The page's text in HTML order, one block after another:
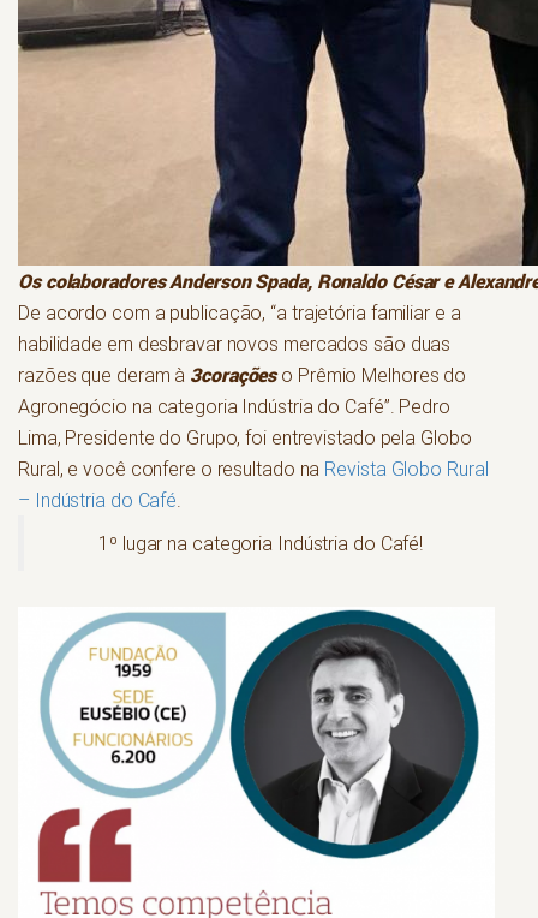
Os colaboradores Anderson Spada, Ronaldo César e
De acordo com a publicação, “a trajetória familiar e a
habilidade em desbravar novos mercados são duas
razões que deram à 3coraçõeso Prêmio Melhores do
Agronegócio na categoria Indústria do Café”. Pedro
Lima, Presidente do Grupo, foi entrevistado pela Globo
Rural, e você confere o resultado na Revista Globo Rural
– Indústria do Café.
1º lugar na categoria Indústria do Café!